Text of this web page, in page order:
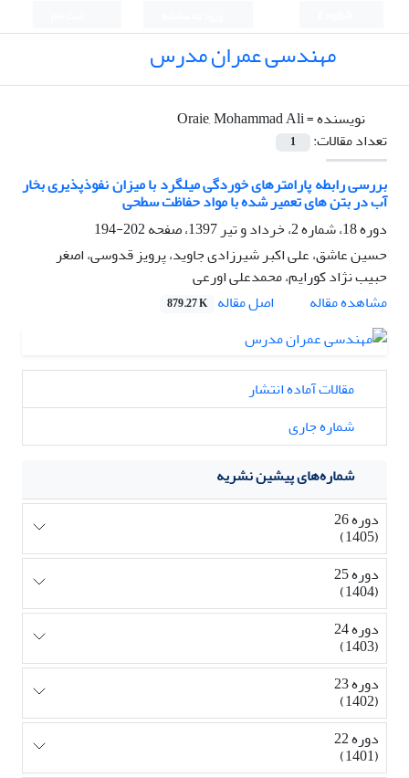
مهندسی عمران مدرس
نویسنده =Oraie, Mohammad Ali
تعداد مقالات:
1
بررسی رابطه پارامترهای خوردگی میلگرد با میزان نفوذپذیری بخار
آب در بتن های تعمیر شده با مواد حفاظت سطحی
دوره 18، شماره 2، خرداد و تیر 1397، صفحه
202-194
حسین عاشق، علی اکبر شیرزادی جاوید، پرویز قدوسی، اصغر
حبیب نژاد کورایم، محمدعلی اورعی
مشاهده مقاله
اصل مقاله 879.27 K
مقالات آماده انتشار
شماره جاری
شماره‌های پیشین نشریه
دوره 26
(1405)
دوره 25
(1404)
دوره 24
(1403)
دوره 23
(1402)
دوره 22
(1401)